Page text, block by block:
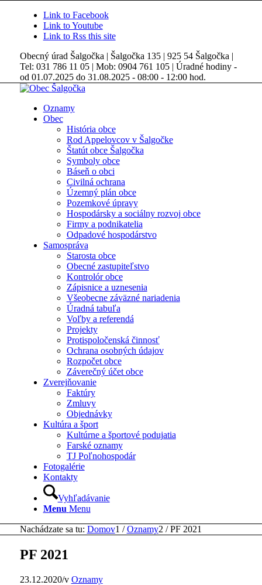
Link to Facebook
Link to Youtube
Link to Rss this site
Obecný úrad Šalgočka | Šalgočka 135 | 925 54 Šalgočka |
Tel: 031 786 11 05 | Mob: 0904 761 105 | Úradné hodiny -
od 01.07.2025 do 31.08.2025 - 08:00 - 12:00 hod.
Oznamy
Obec
História obce
Rod Appelovcov v Šalgočke
Štatút obce Šalgočka
Symboly obce
Báseň o obci
Civilná ochrana
Územný plán obce
Pozemkové úpravy
Hospodársky a sociálny rozvoj obce
Firmy a podnikatelia
Odpadové hospodárstvo
Samospráva
Starosta obce
Obecné zastupiteľstvo
Kontrolór obce
Zápisnice a uznesenia
Všeobecne záväzné nariadenia
Úradná tabuľa
Voľby a referendá
Projekty
Protispoločenská činnosť
Ochrana osobných údajov
Rozpočet obce
Záverečný účet obce
Zverejňovanie
Faktúry
Zmluvy
Objednávky
Kultúra a šport
Kultúrne a športové podujatia
Farské oznamy
TJ Poľnohospodár
Fotogalérie
Kontakty
Vyhľadávanie
Menu Menu
Nachádzate sa tu: Domov1 / Oznamy2 / PF 2021
PF 2021
23.12.2020/v Oznamy